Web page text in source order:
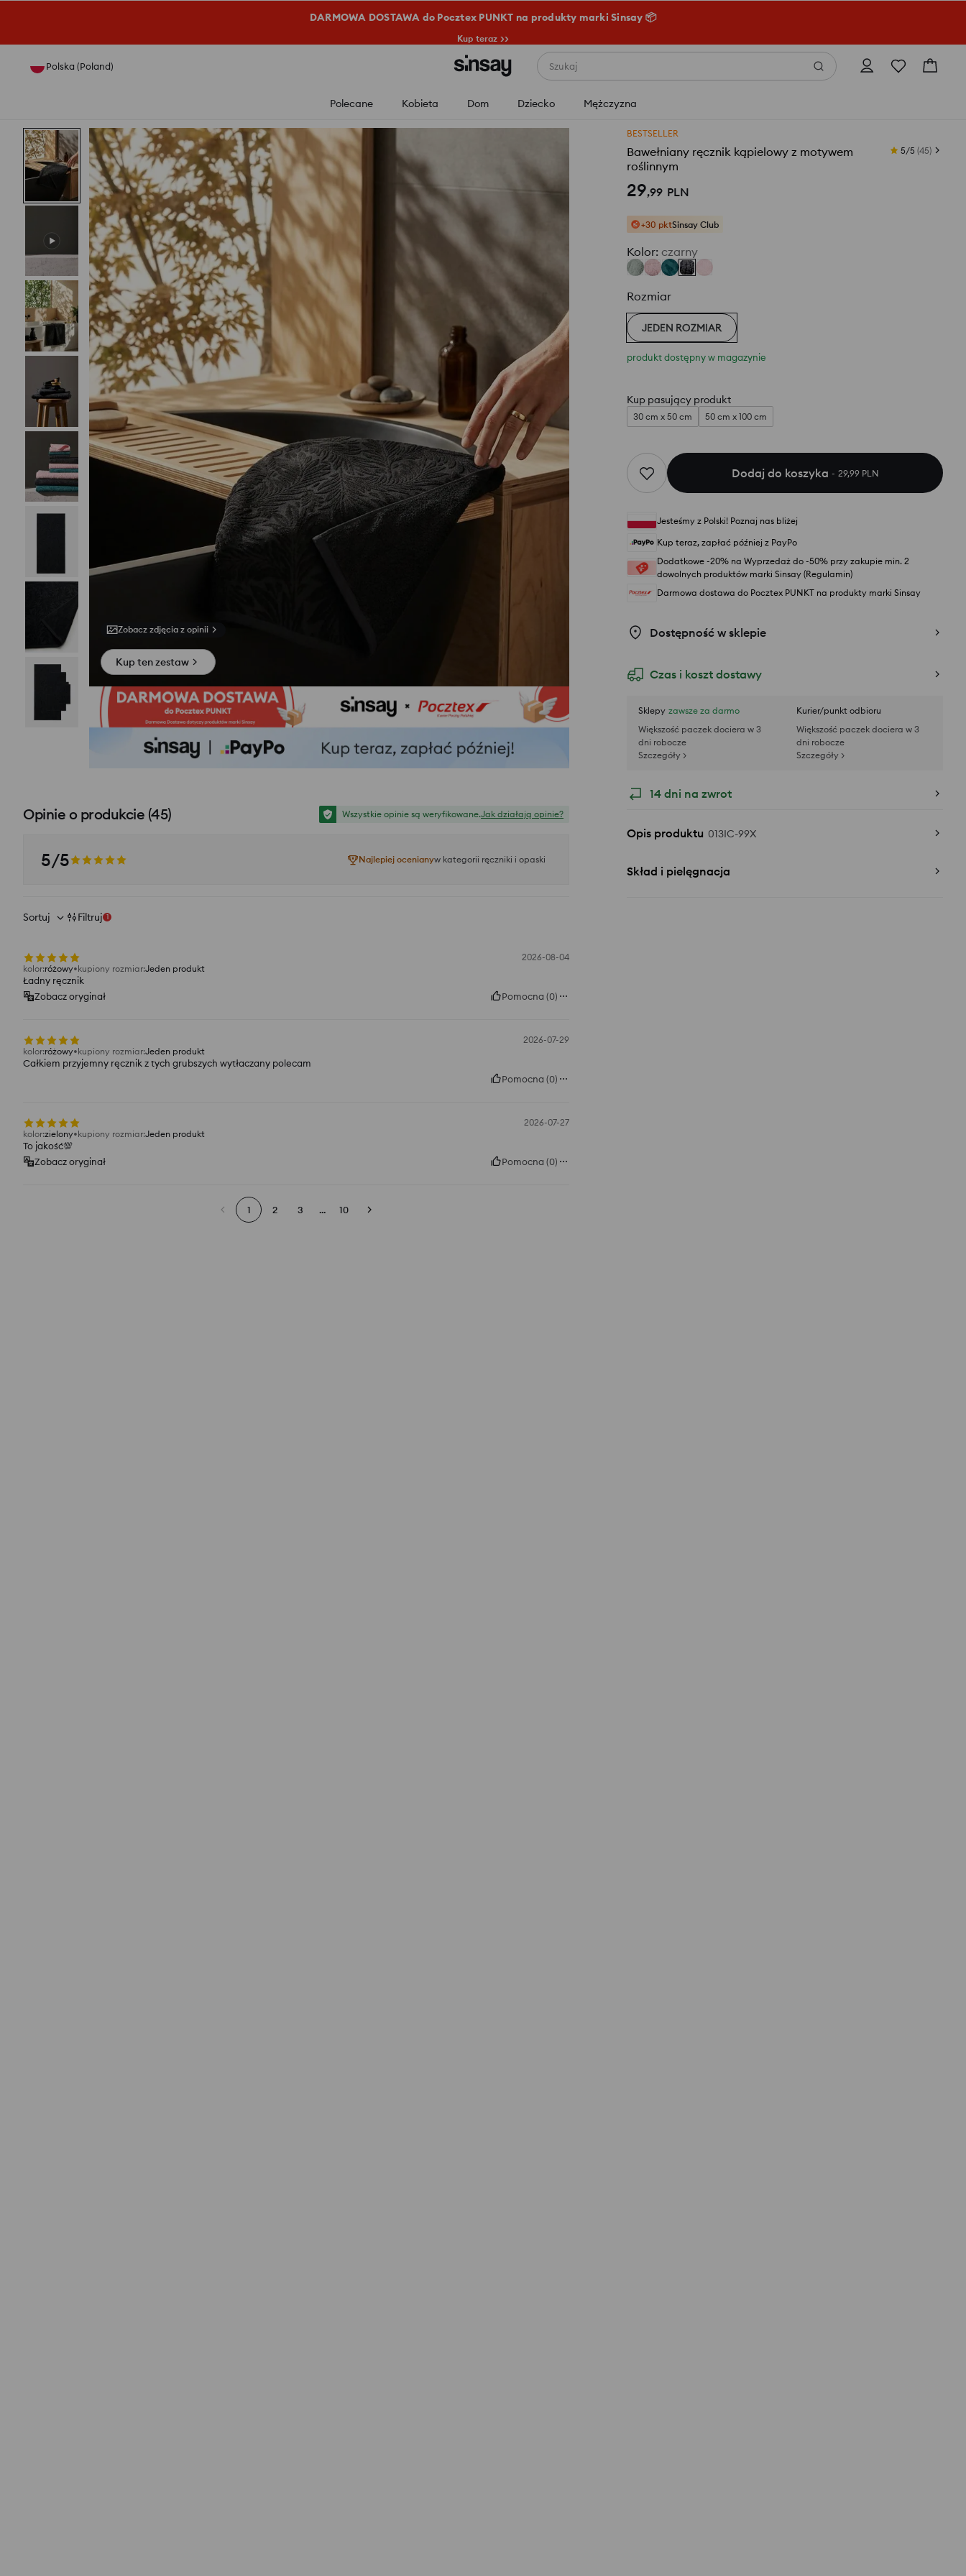
DARMOWA DOSTAWA do Pocztex PUNKT na produkty marki Sinsay 📦
Kup teraz >>
Polska (Poland) Szukaj
Polecane Kobieta Dom Dziecko Mężczyzna
BESTSELLER
Bawełniany ręcznik kąpielowy z motywem
roślinnym
5/5 (45)
29,99 PLN
+30 pktSinsay Club
Kolor: czarny
Rozmiar
JEDEN ROZMIAR
produkt dostępny w magazynie
Kup pasujący produkt
30 cm x 50 cm 50 cm x 100 cm
Dodaj do koszyka 29,99 PLN
Jesteśmy z Polski! Poznaj nas bliżej
Kup teraz, zapłać później z PayPo
Dodatkowe -20% na Wyprzedaż do -50% przy zakupie min. 2
dowolnych produktów marki Sinsay (Regulamin)
Darmowa dostawa do Pocztex PUNKT na produkty marki Sinsay
Dostępność w sklepie
Czas i koszt dostawy
Sklepy zawsze za darmo
Większość paczek dociera w 3
dni robocze
Szczegóły >
Kurier/punkt odbioru
Większość paczek dociera w 3
dni robocze
Szczegóły >
14 dni na zwrot
Opis produktu 013IC-99X
Skład i pielęgnacja
Zobacz zdjęcia z opinii
Kup ten zestaw
Opinie o produkcie (45) Wszystkie opinie są weryfikowane.Jak działają opinie?
5/5 Najlepiej ocenianyw kategorii ręczniki i opaski
Sortuj Filtruj 1
2026-08-04
kolor:różowy kupiony rozmiar:Jeden produkt
Ładny ręcznik
Zobacz oryginał
Pomocna (0)
2026-07-29
kolor:różowy kupiony rozmiar:Jeden produkt
Całkiem przyjemny ręcznik z tych grubszych wytłaczany polecam
Pomocna (0)
2026-07-27
kolor:zielony kupiony rozmiar:Jeden produkt
To jakość💯
Zobacz oryginał
Pomocna (0)
1 2 3 ... 10